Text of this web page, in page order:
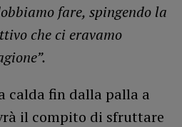
fare, spingendo la
che ci eravamo
calda fin dalla palla a
il compito di sfruttare